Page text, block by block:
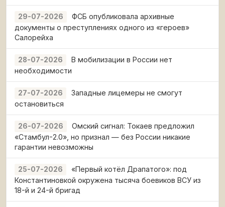
29-07-2026
ФСБ опубликовала архивные
документы о преступлениях одного из «героев»
Салорейха
28-07-2026
В мобилизации в России нет
необходимости
27-07-2026
Западные лицемеры не смогут
остановиться
26-07-2026
Омский сигнал: Токаев предложил
«Стамбул-2.0», но признал — без России никакие
гарантии невозможны
25-07-2026
«Первый котёл Драпатого»: под
Константиновкой окружена тысяча боевиков ВСУ из
18-й и 24-й бригад